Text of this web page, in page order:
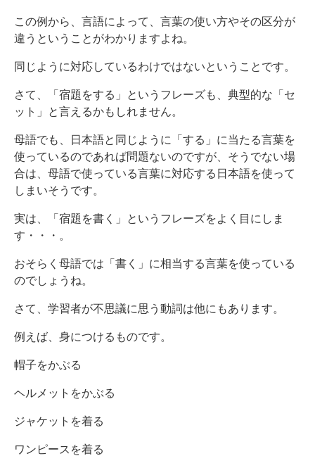
この例から、言語によって、言葉の使い方やその区分が
違うということがわかりますよね。
同じように対応しているわけではないということです。
さて、「宿題をする」というフレーズも、典型的な「セ
ット」と言えるかもしれません。
母語でも、日本語と同じように「する」に当たる言葉を
使っているのであれば問題ないのですが、そうでない場
合は、母語で使っている言葉に対応する日本語を使って
しまいそうです。
実は、「宿題を書く」というフレーズをよく目にしま
す・・・。
おそらく母語では「書く」に相当する言葉を使っている
のでしょうね。
さて、学習者が不思議に思う動詞は他にもあります。
例えば、身につけるものです。
帽子をかぶる
ヘルメットをかぶる
ジャケットを着る
ワンピースを着る